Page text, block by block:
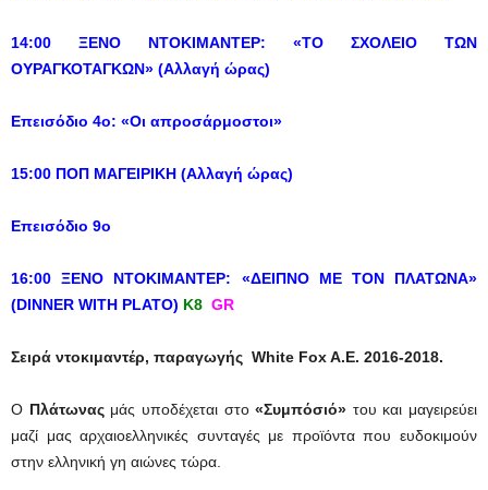
14:00 ΞΕΝΟ ΝΤΟΚΙΜΑΝΤΕΡ: «ΤΟ ΣΧΟΛΕΙΟ ΤΩΝ
ΟΥΡΑΓΚΟΤΑΓΚΩΝ» (Αλλαγή ώρας)
Επεισόδιο 4ο: «Οι απροσάρμοστοι»
15:00 ΠΟΠ ΜΑΓΕΙΡΙΚΗ (Αλλαγή ώρας)
Επεισόδιο 9ο
16:00 ΞΕΝΟ ΝΤΟΚΙΜΑΝΤΕΡ: «ΔΕΙΠΝΟ ΜΕ ΤΟΝ ΠΛΑΤΩΝΑ»
(DINNER WITH PLATO) Κ8 GR
Σειρά ντοκιμαντέρ, παραγωγής White Fox A.E. 2016-2018.
Ο Πλάτωναςμάς υποδέχεται στο«Συμπόσιό» του και μαγειρεύει
μαζί μας αρχαιοελληνικές συνταγές με προϊόντα που ευδοκιμούν
στην ελληνική γη αιώνες τώρα.